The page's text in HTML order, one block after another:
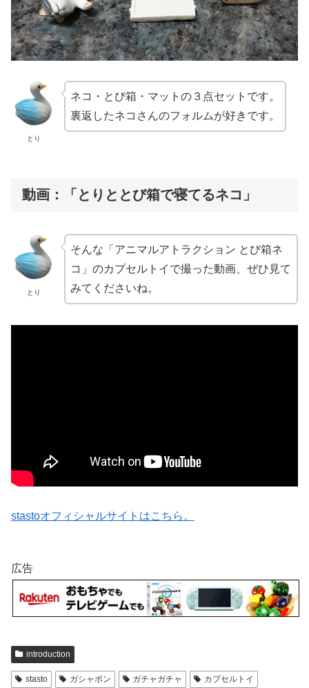
とり
ネコ・とび箱・マットの３点セットです。
裏返したネコさんのフォルムが好きです。
動画：「とりととび箱で寝てるネコ」
とり
そんな「アニマルアトラクション とび箱ネ
コ」のカプセルトイで撮った動画、ぜひ見て
みてくださいね。
stastoオフィシャルサイトはこちら。
広告
introduction
stasto ガシャポン ガチャガチャ
カプセルトイ